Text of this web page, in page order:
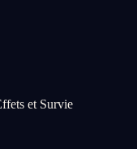
et Survie